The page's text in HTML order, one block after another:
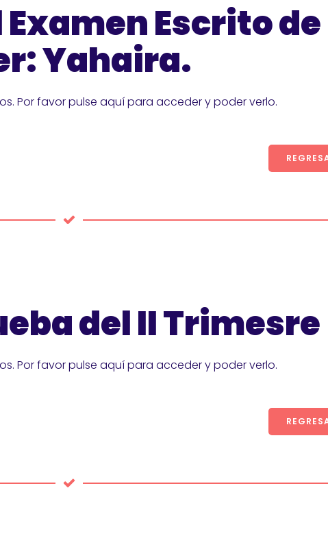
Escrito de
Yahaira.
Por favor pulse aquí para acceder y poder verlo.
del II Trimesre
Por favor pulse aquí para acceder y poder verlo.